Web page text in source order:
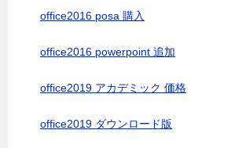
office2016 posa 購入
office2016 powerpoint 追加
office2019 アカデミック 価格
office2019 ダウンロード版